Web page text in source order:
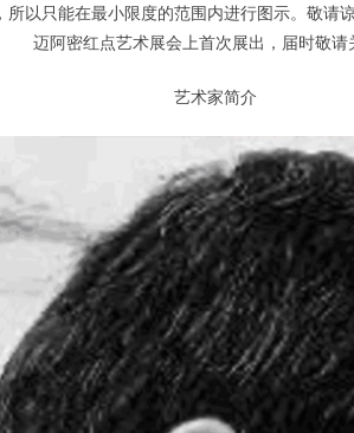
以只能在最小限度的范围内进行图示。敬请
迈阿密红点艺术展会上首次展出，届时敬请
艺术家简介